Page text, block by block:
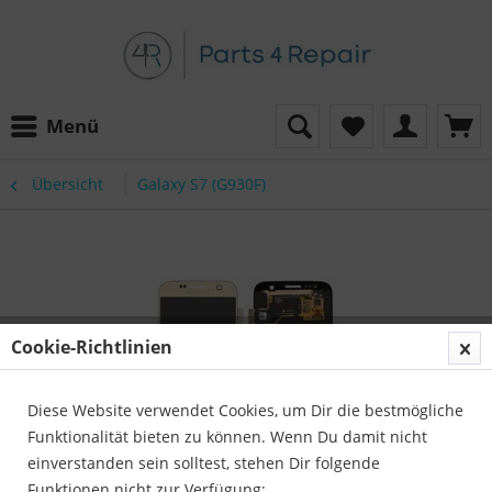
Menü
Übersicht Galaxy S7 (G930F)
Cookie-Richtlinien
Diese Website verwendet Cookies, um Dir die bestmögliche
Funktionalität bieten zu können. Wenn Du damit nicht
einverstanden sein solltest, stehen Dir folgende